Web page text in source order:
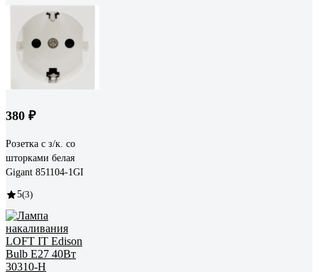
380 ₽
Розетка с з/к. со
шторками белая
Gigant 851104-1GI
5(3)